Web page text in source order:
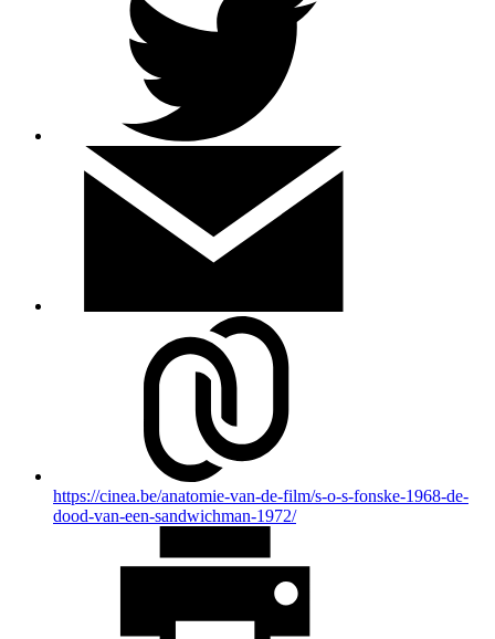
https://cinea.be/anatomie-van-de-film/s-o-s-fonske-1968-de-
dood-van-een-sandwichman-1972/